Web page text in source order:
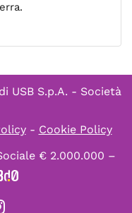
USB S.p.A. - Società
- Cookie Policy
€ 2.000.000 –